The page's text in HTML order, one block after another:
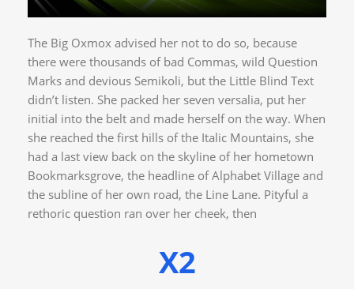
The Big Oxmox advised her not to do so, because
there were thousands of bad Commas, wild Question
Marks and devious Semikoli, but the Little Blind Text
didn’t listen. She packed her seven versalia, put her
initial into the belt and made herself on the way. When
she reached the first hills of the Italic Mountains, she
had a last view back on the skyline of her hometown
Bookmarksgrove, the headline of Alphabet Village and
the subline of her own road, the Line Lane. Pityful a
rethoric question ran over her cheek, then
X2